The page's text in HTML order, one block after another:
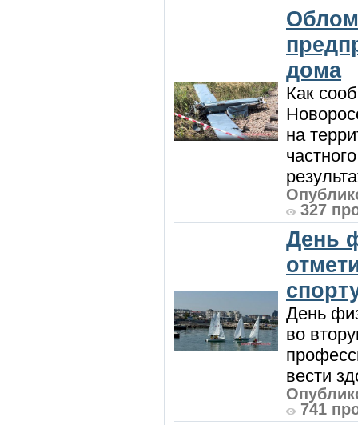
дома
Как
на
327
День
День
во
вести
741